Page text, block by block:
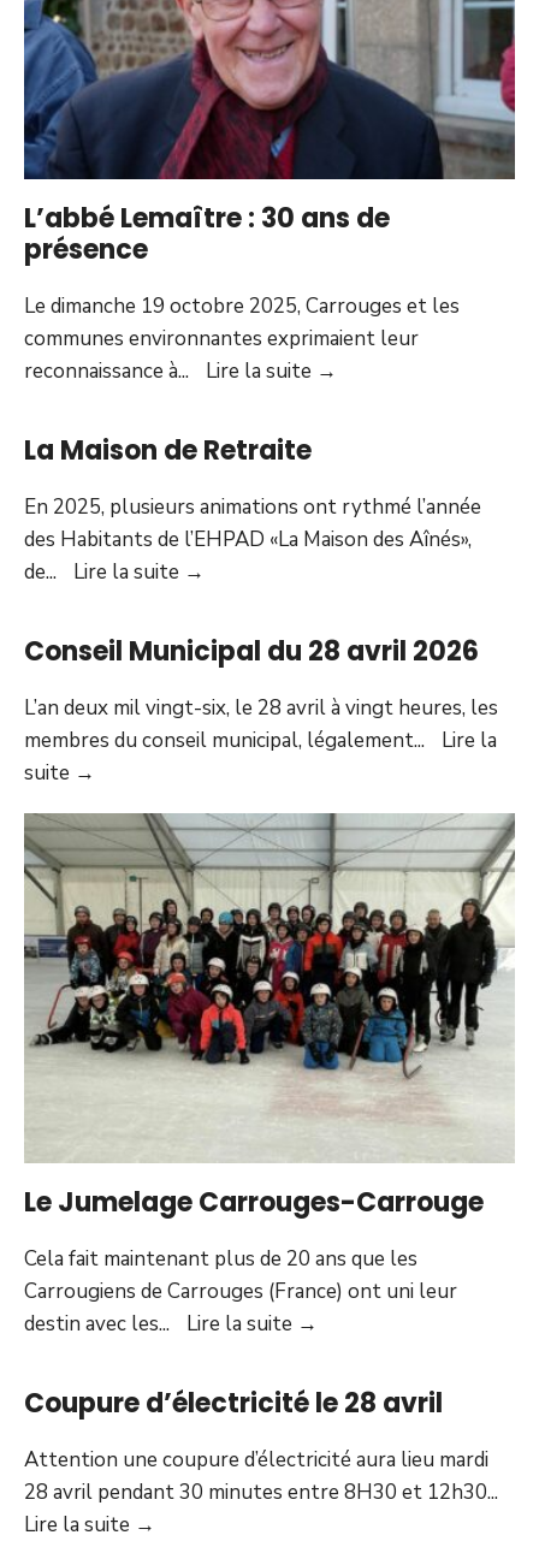
L’abbé Lemaître : 30 ans de
présence
Le dimanche 19 octobre 2025, Carrouges et les
communes environnantes exprimaient leur
reconnaissance à... Lire la suite →
ans
de
La Maison de Retraite
En 2025, plusieurs animations ont rythmé l’année
des Habitants de l’EHPAD «La Maison des Aînés»,
de... Lire la suite →
de
Retraite
Conseil Municipal du 28 avril 2026
L’an deux mil vingt-six, le 28 avril à vingt heures, les
membres du conseil municipal, légalement...
Lire la
suite →
du
28
avril
2026
Le Jumelage Carrouges-Carrouge
Cela fait maintenant plus de 20 ans que les
Carrougiens de Carrouges (France) ont uni leur
destin avec les... Lire la suite →
Carrouges-
Carrouge
Coupure d’électricité le 28 avril
Attention une coupure d’électricité aura lieu mardi
28 avril pendant 30 minutes entre 8H30 et 12h30...
Lire la suite →